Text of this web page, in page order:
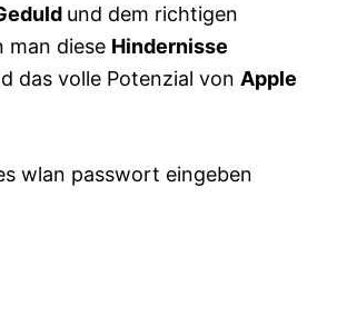
und dem richtigen
man diese Hindernisse
das volle Potenzial von Apple